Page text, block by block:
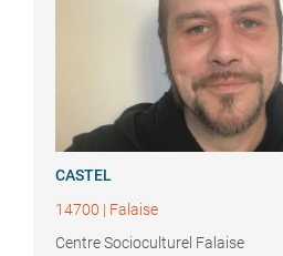
CASTEL
14700 | Falaise
Centre Socioculturel Falaise